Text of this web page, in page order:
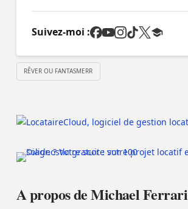
Suivez-moi :
RÊVER OU FANTASMERR
A propos de Michael Ferrari